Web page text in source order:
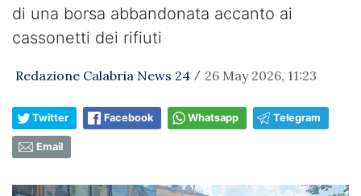
di una borsa abbandonata accanto ai
cassonetti dei rifiuti
Redazione Calabria News 24 / 26 May 2026, 11:23
Twitter Facebook Whatsapp Telegram
Email